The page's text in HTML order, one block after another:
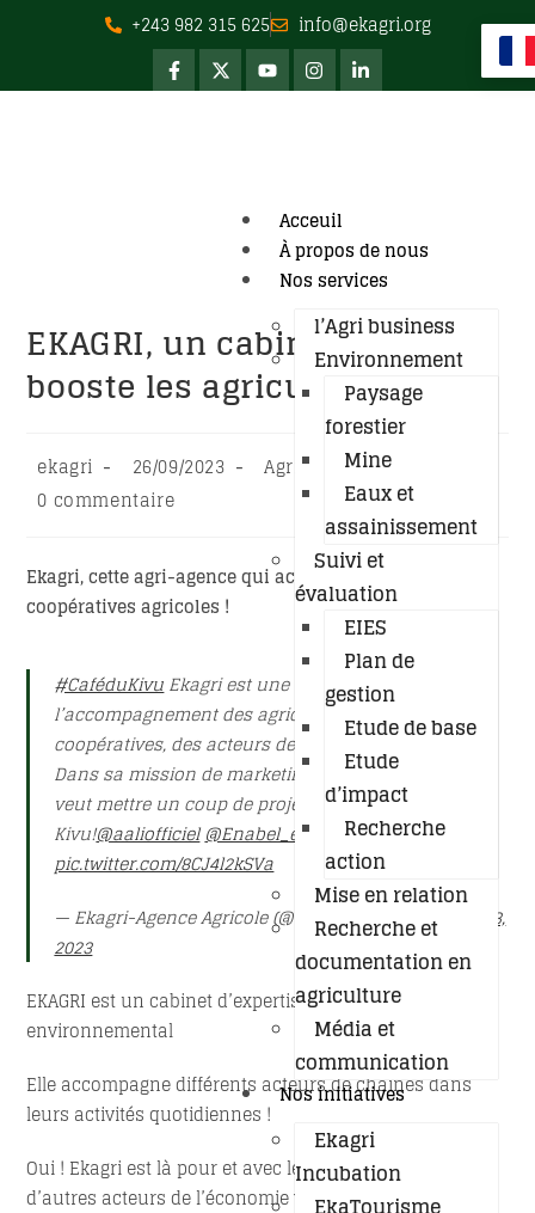
+243 982 315 625 info@ekagri.org
Acceuil
À propos de nous
Nos services
l’Agri business
Environnement
Paysage
forestier
Mine
Eaux et
assainissement
Suivi et
évaluation
EIES
Plan de
gestion
Etude de base
Etude
d’impact
Recherche
action
Mise en relation
Recherche et
documentation en
agriculture
Média et
communication
Nos initiatives
Ekagri
Incubation
EKAGRI, un cabinet qui
booste les agriculteurs
ekagri 26/09/2023
Agriculture
0 commentaire
Ekagri, cette agri-agence qui accompagne les
coopératives agricoles !
#CaféduKivuEkagri est une agence spécialisée ds
l’accompagnement des agriculteurs réunis en
coopératives, des acteurs des chaines de valeur!
Dans sa mission de marketing et communication, il
veut mettre un coup de projecteur sur le café du
Kivu!@aaliofficiel@Enabel_en_RDC
pic.twitter.com/8CJ4l2kSVa
— Ekagri-Agence Agricole (@EkagriSarl)September 18,
2023
EKAGRI est un cabinet d’expertise agricole et
environnemental
Elle accompagne différents acteurs de chaines dans
leurs activités quotidiennes !
Oui ! Ekagri est là pour et avec les producteurs ; et
d’autres acteurs de l’économie verte !